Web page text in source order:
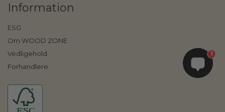
Information
ESG
Om WOOD ZONE
Vedligehold
Forhandlere
1